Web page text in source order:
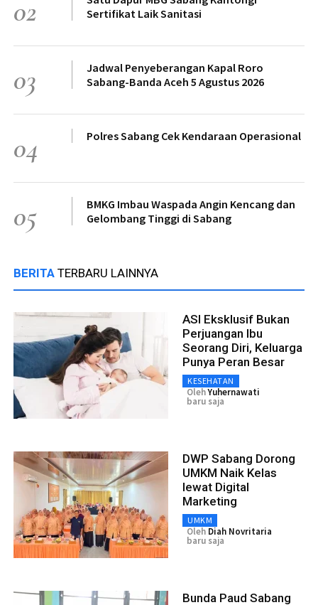
02
Sertifikat Laik Sanitasi
03
Jadwal Penyeberangan Kapal Roro
Sabang-Banda Aceh 5 Agustus 2026
04 Polres Sabang Cek Kendaraan Operasional
05
BMKG Imbau Waspada Angin Kencang dan
Gelombang Tinggi di Sabang
BERITA TERBARU LAINNYA
ASI Eksklusif Bukan
Perjuangan Ibu
Seorang Diri, Keluarga
Punya Peran Besar
KESEHATAN
OlehYuhernawati
baru saja
DWP Sabang Dorong
UMKM Naik Kelas
lewat Digital
Marketing
UMKM
Oleh Diah Novritaria
baru saja
Bunda Paud Sabang